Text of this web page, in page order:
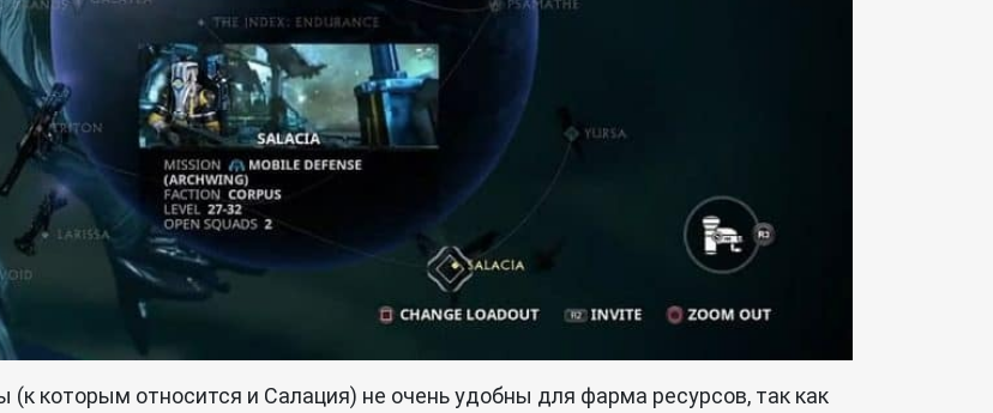
которым относится и Салация) не очень удобны для фарма ресурсов, так как